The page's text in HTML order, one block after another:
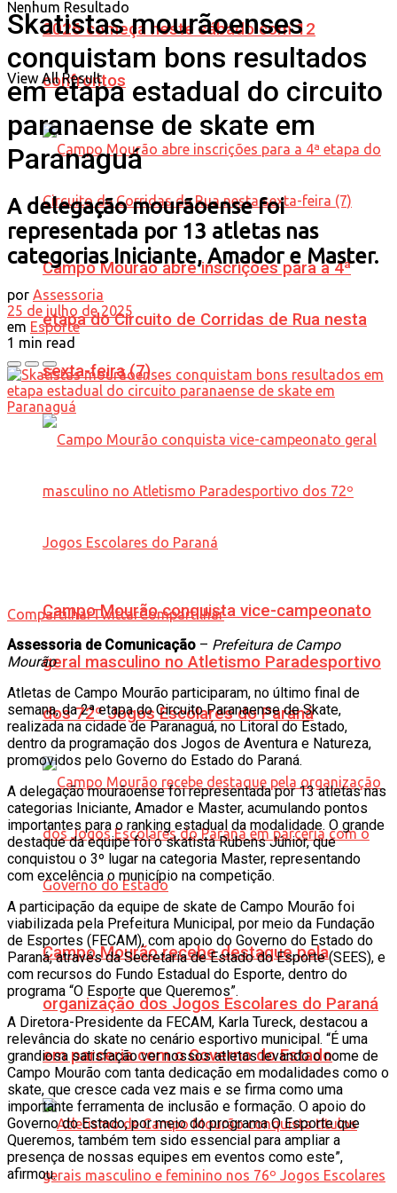
2026 começa neste sábado com 12
confrontos
Campo Mourão abre inscrições para a 4ª
etapa do Circuito de Corridas de Rua nesta
sexta-feira (7)
Campo Mourão conquista vice-campeonato
geral masculino no Atletismo Paradesportivo
dos 72º Jogos Escolares do Paraná
Campo Mourão recebe destaque pela
organização dos Jogos Escolares do Paraná
em parceria com o Governo do Estado
Nenhum Resultado
View All Result
Skatistas mourãoenses
conquistam bons resultados
em etapa estadual do circuito
paranaense de skate em
Paranaguá
A delegação mourãoense foi
representada por 13 atletas nas
categorias Iniciante, Amador e Master.
por Assessoria
25 de julho de 2025
em Esporte
1 min read
CompartilharTwittarCompartilhar
Assessoria de Comunicação – Prefeitura de Campo
Mourão
Atletas de Campo Mourão participaram, no último final de
semana, da 2ª etapa do Circuito Paranaense de Skate,
realizada na cidade de Paranaguá, no Litoral do Estado,
dentro da programação dos Jogos de Aventura e Natureza,
promovidos pelo Governo do Estado do Paraná.
A delegação mourãoense foi representada por 13 atletas nas
categorias Iniciante, Amador e Master, acumulando pontos
importantes para o ranking estadual da modalidade. O grande
destaque da equipe foi o skatista Rubens Júnior, que
conquistou o 3º lugar na categoria Master, representando
com excelência o município na competição.
A participação da equipe de skate de Campo Mourão foi
viabilizada pela Prefeitura Municipal, por meio da Fundação
de Esportes (FECAM), com apoio do Governo do Estado do
Paraná, através da Secretaria de Estado do Esporte (SEES), e
com recursos do Fundo Estadual do Esporte, dentro do
programa “O Esporte que Queremos”.
A Diretora-Presidente da FECAM, Karla Tureck, destacou a
relevância do skate no cenário esportivo municipal. “É uma
grandiosa satisfação ver nossos atletas levando o nome de
Campo Mourão com tanta dedicação em modalidades como o
skate, que cresce cada vez mais e se firma como uma
importante ferramenta de inclusão e formação. O apoio do
Governo do Estado, por meio do programa O Esporte que
Queremos, também tem sido essencial para ampliar a
presença de nossas equipes em eventos como este”,
afirmou.